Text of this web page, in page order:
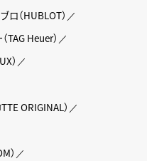
ロ（HUBLOT）
TAG Heuer）
）
ORIGINAL）
）